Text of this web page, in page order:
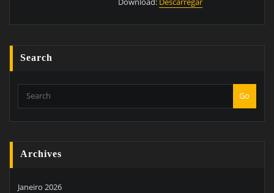
Search
Go
Archives
Janeiro 2026